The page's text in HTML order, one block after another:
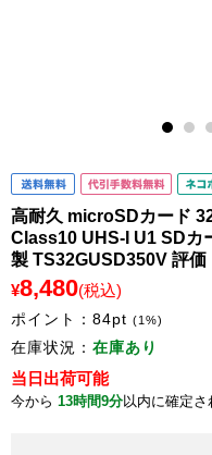
高耐久 microSDカード
Class10 UHS-I U1 SDカ
製 TS32GUSD350V 評価
¥8,480(税込)
ポイント： 84pt (1%)
在庫状況： 在庫あり
当日出荷可能
今から 13時間9分以内に確定さ